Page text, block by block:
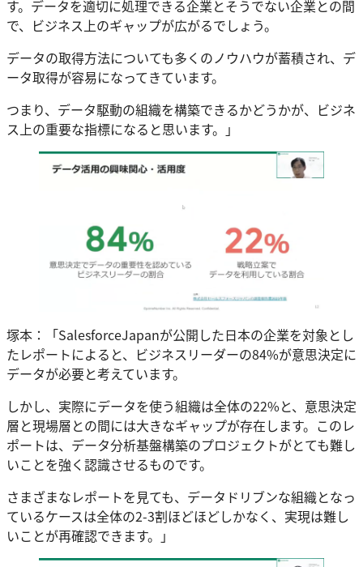
す。データを適切に処理できる企業とそうでない企業との間
で、ビジネス上のギャップが広がるでしょう。
データの取得方法についても多くのノウハウが蓄積され、デ
ータ取得が容易になってきています。
つまり、データ駆動の組織を構築できるかどうかが、ビジネ
ス上の重要な指標になると思います。」
塚本：「SalesforceJapanが公開した日本の企業を対象とし
たレポートによると、ビジネスリーダーの84%が意思決定に
データが必要と考えています。
しかし、実際にデータを使う組織は全体の22%と、意思決定
層と現場層との間には大きなギャップが存在します。このレ
ポートは、データ分析基盤構築のプロジェクトがとても難し
いことを強く認識させるものです。
さまざまなレポートを見ても、データドリブンな組織となっ
ているケースは全体の2-3割ほどほどしかなく、実現は難し
いことが再確認できます。」